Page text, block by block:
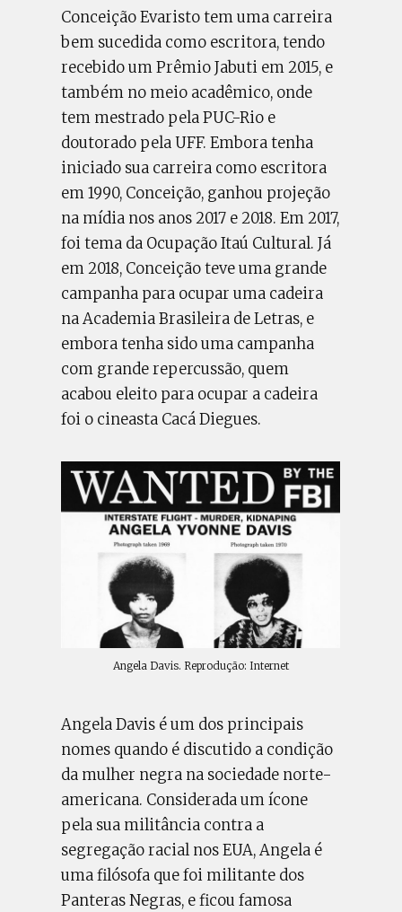
Conceição Evaristo tem uma carreira
bem sucedida como escritora, tendo
recebido um Prêmio Jabuti em 2015, e
também no meio acadêmico, onde
tem mestrado pela PUC-Rio e
doutorado pela UFF. Embora tenha
iniciado sua carreira como escritora
em 1990, Conceição, ganhou projeção
na mídia nos anos 2017 e 2018. Em 2017,
foi tema da Ocupação Itaú Cultural. Já
em 2018, Conceição teve uma grande
campanha para ocupar uma cadeira
na Academia Brasileira de Letras, e
embora tenha sido uma campanha
com grande repercussão, quem
acabou eleito para ocupar a cadeira
foi o cineasta Cacá Diegues.
Angela Davis. Reprodução: Internet
Angela Davis é um dos principais
nomes quando é discutido a condição
da mulher negra na sociedade norte-
americana. Considerada um ícone
pela sua militância contra a
segregação racial nos EUA, Angela é
uma filósofa que foi militante dos
Panteras Negras, e ficou famosa